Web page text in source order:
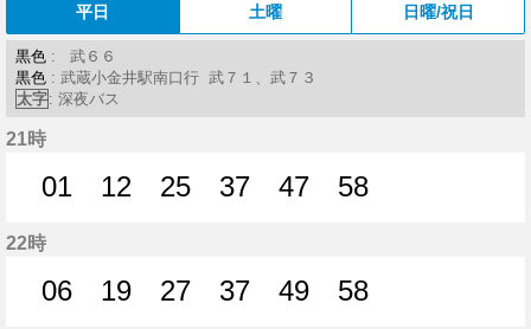
平日 土曜 日曜/祝日
黒色 : 武６６
黒色 : 武蔵小金井駅南口行 武７１、武７３
太字: 深夜バス
21時
01
12
25
37
47
58
22時
06
19
27
37
49
58